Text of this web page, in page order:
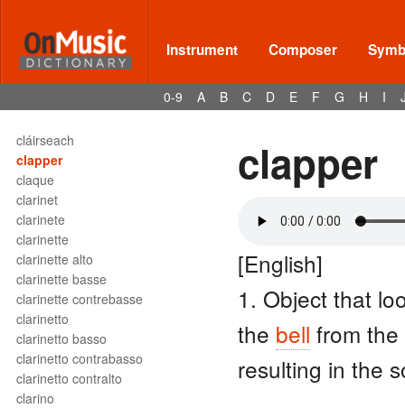
Instrument Composer
0-9 A B C D E F G H I
Cisis
cithara
citole
cláirseach
clapper
claque
clarinet
clarinete
clarinette
clarinette alto
clarinette basse
clarinette contrebasse
clarinetto
clarinetto basso
clarinetto contrabasso
clarinetto contralto
clarino
clapper
[English]
1. Object that
the bell from
resulting in the